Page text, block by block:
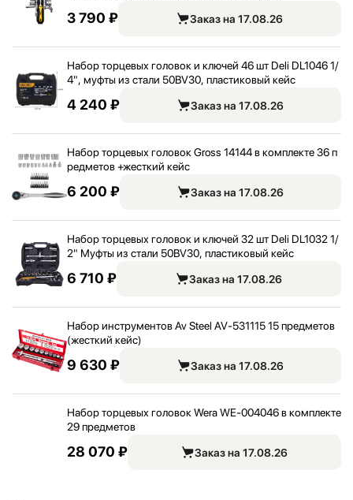
3 790 ₽ Заказ на 17.08.26
Набор торцевых головок и ключей 46 шт Deli DL1046 1/
4", муфты из стали 50BV30, пластиковый кейс
4 240 ₽ Заказ на 17.08.26
Набор торцевых головок Gross 14144 в комплекте 36 п
редметов +жесткий кейс
6 200 ₽ Заказ на 17.08.26
Набор торцевых головок и ключей 32 шт Deli DL1032 1/
2" Муфты из стали 50BV30, пластиковый кейс
6 710 ₽ Заказ на 17.08.26
Набор инструментов Av Steel AV-531115 15 предметов
(жесткий кейс)
9 630 ₽ Заказ на 17.08.26
Набор торцевых головок Wera WE-004046 в комплекте
29 предметов
28 070 ₽ Заказ на 17.08.26